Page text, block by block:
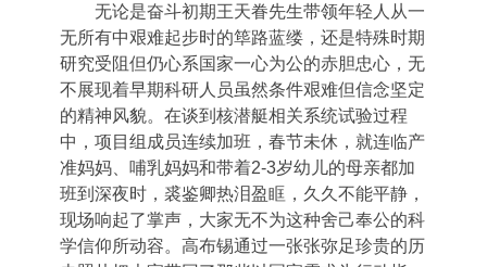
无论是奋斗初期王天眷先生带领年轻人从一
无所有中艰难起步时的筚路蓝缕，还是特殊时期
研究受阻但仍心系国家一心为公的赤胆忠心，无
不展现着早期科研人员虽然条件艰难但信念坚定
的精神风貌。在谈到核潜艇相关系统试验过程
中，项目组成员连续加班，春节未休，就连临产
准妈妈、哺乳妈妈和带着2-3岁幼儿的母亲都加
班到深夜时，裘鉴卿热泪盈眶，久久不能平静，
现场响起了掌声，大家无不为这种舍己奉公的科
学信仰所动容。高布锡通过一张张弥足珍贵的历